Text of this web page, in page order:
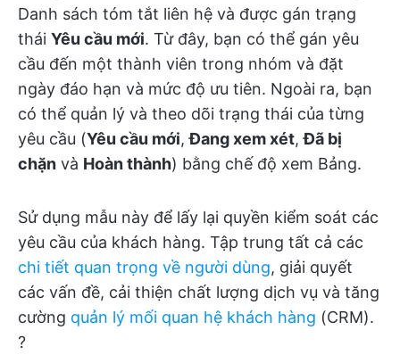
Danh sách tóm tắt liên hệ và được gán trạng
thái Yêu cầu mới. Từ đây, bạn có thể gán yêu
cầu đến một thành viên trong nhóm và đặt
ngày đáo hạn và mức độ ưu tiên. Ngoài ra, bạn
có thể quản lý và theo dõi trạng thái của từng
yêu cầu (Yêu cầu mới,Đang xem xét,Đã bị
chặn và Hoàn thành) bằng chế độ xem Bảng.
Sử dụng mẫu này để lấy lại quyền kiểm soát các
yêu cầu của khách hàng. Tập trung tất cả các
chi tiết quan trọng về người dùng, giải quyết
các vấn đề, cải thiện chất lượng dịch vụ và tăng
cường quản lý mối quan hệ khách hàng (CRM).
?